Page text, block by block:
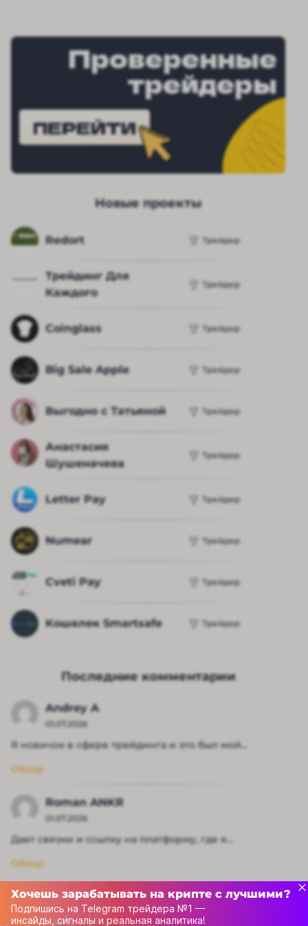
Проверенные
трейдеры
ПЕРЕЙТИ
Новые проекты
Redort Трейдер
Трейдинг Для
Каждого
Трейдер
Coinglass Трейдер
Big Sale Apple Трейдер
Выгодно с Татьяной Трейдер
Анастасия
Шушеначева
Трейдер
Letter Pay Трейдер
Numear Трейдер
Cveti Pay Трейдер
Кошелек Smartsafe Трейдер
Последние комментарии
Andrey A
01.07.2026
Я новичок в сфере трейдинга и это был мой...
Обзор
Roman ANKR
01.07.2026
Дает связки и ссылку на платформу, где я...
Обзор
Хочешь зарабатывать на крипте с лучшими?
Подпишись на Telegram трейдера №1 —
инсайды, сигналы и реальная аналитика!